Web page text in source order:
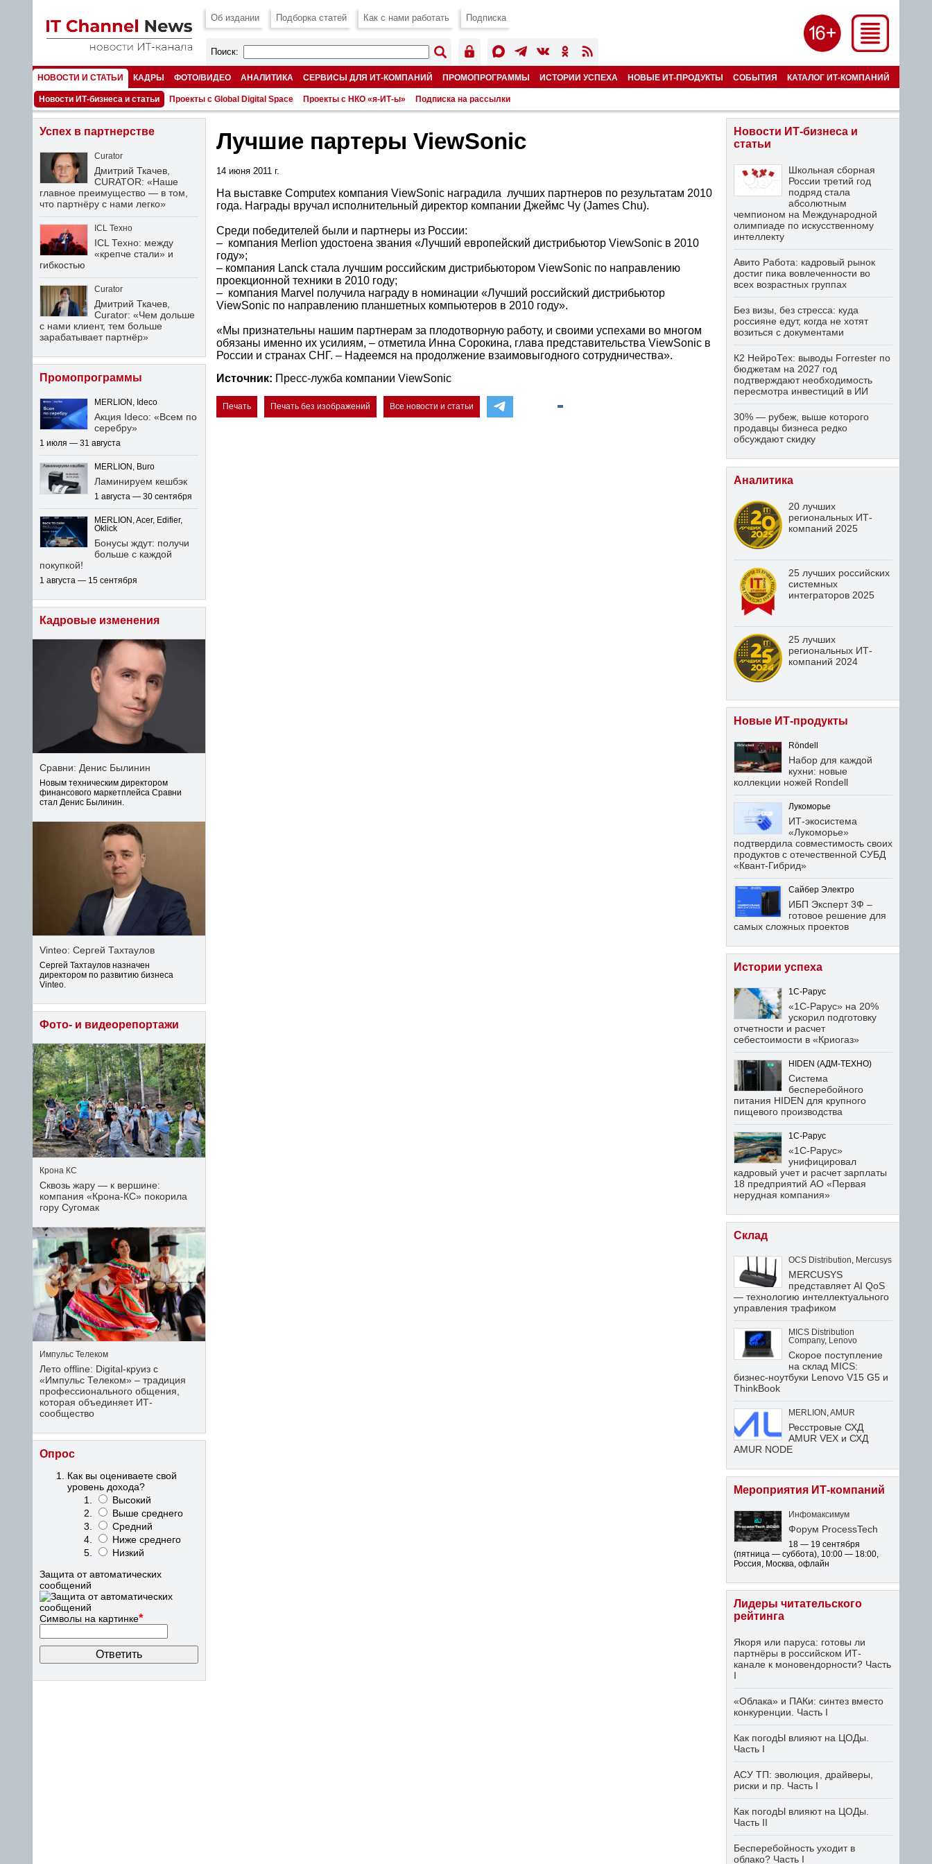
Об издании Подборка статей Как с нами работать Подписка
Поиск:
НОВОСТИ И СТАТЬИ КАДРЫ ФОТО/ВИДЕО АНАЛИТИКА СЕРВИСЫ ДЛЯ ИТ-КОМПАНИЙ ПРОМОПРОГРАММЫ ИСТОРИИ УСПЕХА НОВЫЕ ИТ-ПРОДУКТЫ СОБЫТИЯ КАТАЛОГ ИТ-КОМПАНИЙ
НОМЕРА
Новости ИТ-бизнеса и статьи Проекты с Global Digital Space Проекты с НКО «я-ИТ-ы» Подписка на рассылки
Лучшие партеры ViewSonic
14 июня 2011 г.
На выставке Computex компания ViewSonic наградила лучших партнеров по результатам 2010
года. Награды вручал исполнительный директор компании Джеймс Чу (James Chu).
Среди победителей были и партнеры из России:
– компания Merlion удостоена звания «Лучший европейский дистрибьютор ViewSonic в 2010
году»;
– компания Lanck стала лучшим российским дистрибьютором ViewSonic по направлению
проекционной техники в 2010 году;
– компания Marvel получила награду в номинации «Лучший российский дистрибьютор
ViewSonic по направлению планшетных компьютеров в 2010 году».
«Мы признательны нашим партнерам за плодотворную работу, и своими успехами во многом
обязаны именно их усилиям, – отметила Инна Сорокина, глава представительства ViewSonic в
России и странах СНГ. – Надеемся на продолжение взаимовыгодного сотрудничества».
Источник: Пресс-лужба компании ViewSonic
Печать Печать без изображений Все новости и статьи
Успех в партнерстве
Curator
Дмитрий Ткачев,
CURATOR: «Наше
главное преимущество — в том,
что партнёру с нами легко»
ICL Техно
ICL Техно: между
«крепче стали» и
гибкостью
Curator
Дмитрий Ткачев,
Curator: «Чем дольше
с нами клиент, тем больше
зарабатывает партнёр»
Промопрограммы
MERLION, Ideco
Акция Ideco: «Всем по
серебру»
1 июля — 31 августа
MERLION, Buro
Ламинируем кешбэк
1 августа — 30 сентября
MERLION, Acer, Edifier,
Oklick
Бонусы ждут: получи
больше с каждой
покупкой!
1 августа — 15 сентября
Кадровые изменения
Сравни: Денис Былинин
Новым техническим директором
финансового маркетплейса Сравни
стал Денис Былинин.
Vinteo: Сергей Тахтаулов
Сергей Тахтаулов назначен
директором по развитию бизнеса
Vinteo.
Фото- и видеорепортажи
Крона КС
Сквозь жару — к вершине:
компания «Крона‑КС» покорила
гору Сугомак
Импульс Телеком
Лето offline: Digital-круиз с
«Импульс Телеком» – традиция
профессионального общения,
которая объединяет ИТ-
сообщество
Опрос
Как вы оцениваете свой
уровень дохода?
Высокий
Выше среднего
Средний
Ниже среднего
Низкий
Защита от автоматических
сообщений
Символы на картинке*
Новости ИТ-бизнеса и
статьи
Школьная сборная
России третий год
подряд стала
абсолютным
чемпионом на Международной
олимпиаде по искусственному
интеллекту
Авито Работа: кадровый рынок
достиг пика вовлеченности во
всех возрастных группах
Без визы, без стресса: куда
россияне едут, когда не хотят
возиться с документами
К2 НейроТех: выводы Forrester по
бюджетам на 2027 год
подтверждают необходимость
пересмотра инвестиций в ИИ
30% — рубеж, выше которого
продавцы бизнеса редко
обсуждают скидку
Аналитика
20 лучших
региональных ИТ-
компаний 2025
25 лучших российских
системных
интеграторов 2025
25 лучших
региональных ИТ-
компаний 2024
Новые ИТ-продукты
Röndell
Набор для каждой
кухни: новые
коллекции ножей Rondell
Лукоморье
ИТ-экосистема
«Лукоморье»
подтвердила совместимость своих
продуктов с отечественной СУБД
«Квант-Гибрид»
Сайбер Электро
ИБП Эксперт 3Ф –
готовое решение для
самых сложных проектов
Истории успеха
1С-Рарус
«1С-Рарус» на 20%
ускорил подготовку
отчетности и расчет
себестоимости в «Криогаз»
HIDEN (АДМ-ТЕХНО)
Система
бесперебойного
питания HIDEN для крупного
пищевого производства
1С-Рарус
«1С-Рарус»
унифицировал
кадровый учет и расчет зарплаты
18 предприятий АО «Первая
нерудная компания»
Склад
OCS Distribution Mercusys
MERCUSYS
представляет AI QoS
— технологию интеллектуального
управления трафиком
MICS Distribution
Company, Lenovo
Скорое поступление
на склад MICS:
бизнес-ноутбуки Lenovo V15 G5 и
ThinkBook
MERLION AMUR
Ресстровые СХД
AMUR VEX и СХД
AMUR NODE
Мероприятия ИТ-компаний
Инфомаксимум
Форум ProcessTech
18 — 19 сентября
(пятница — суббота), 10:00 — 18:00,
Россия, Москва, офлайн
Лидеры читательского
рейтинга
Якоря или паруса: готовы ли
партнёры в российском ИТ-
канале к моновендорности? Часть
I
«Облака» и ПАКи: синтез вместо
конкуренции. Часть I
Как погодЫ влияют на ЦОДы.
Часть I
АСУ ТП: эволюция, драйверы,
риски и пр. Часть I
Как погодЫ влияют на ЦОДы.
Часть II
Бесперебойность уходит в
облако? Часть I